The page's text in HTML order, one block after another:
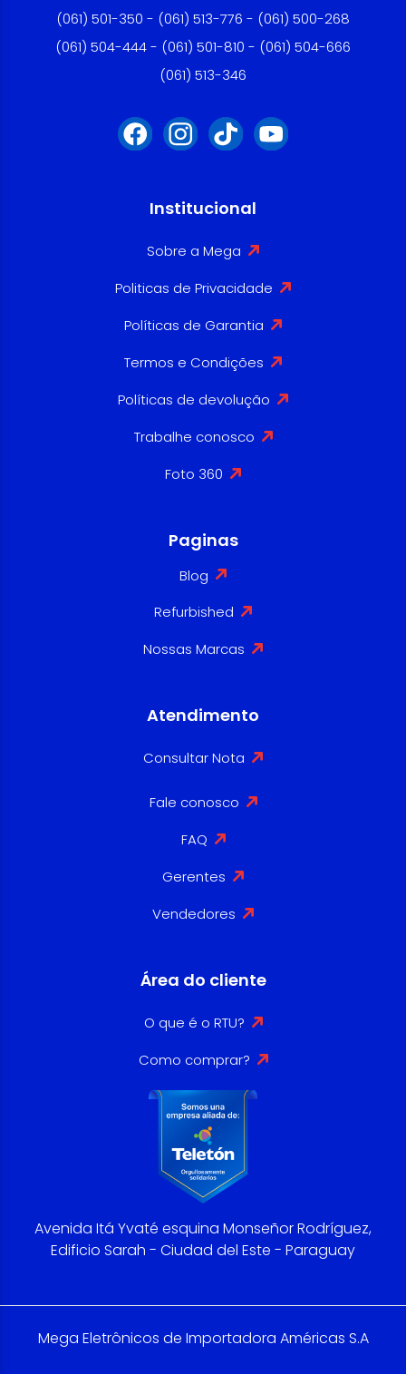
(061) 501-350 - (061) 513-776 - (061) 500-268
(061) 504-444 - (061) 501-810 - (061) 504-666
(061) 513-346
Institucional
Sobre a Mega
Politicas de Privacidade
Políticas de Garantia
Termos e Condições
Políticas de devolução
Trabalhe conosco
Foto 360
Paginas
Blog
Refurbished
Nossas Marcas
Atendimento
Consultar Nota
Fale conosco
FAQ
Gerentes
Vendedores
Área do cliente
O que é o RTU?
Como comprar?
Avenida Itá Yvaté esquina Monseñor Rodríguez,
Edificio Sarah - Ciudad del Este - Paraguay
Mega Eletrônicos de Importadora Américas S.A